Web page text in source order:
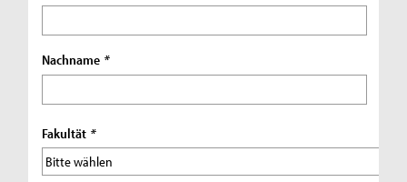
Nachname *
Fakultät *